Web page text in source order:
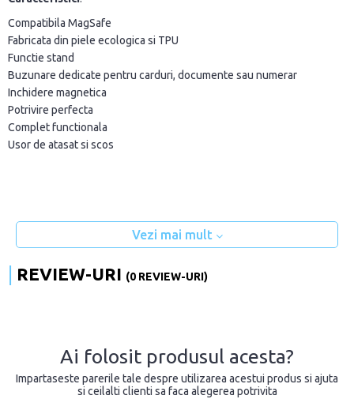
Compatibila MagSafe
Fabricata din piele ecologica si TPU
Functie stand
Buzunare dedicate pentru carduri, documente sau numerar
Inchidere magnetica
Potrivire perfecta
Complet functionala
Usor de atasat si scos
Vezi mai mult
REVIEW-URI (0 REVIEW-URI)
Ai folosit produsul acesta?
Impartaseste parerile tale despre utilizarea acestui produs si ajuta
si ceilalti clienti sa faca alegerea potrivita